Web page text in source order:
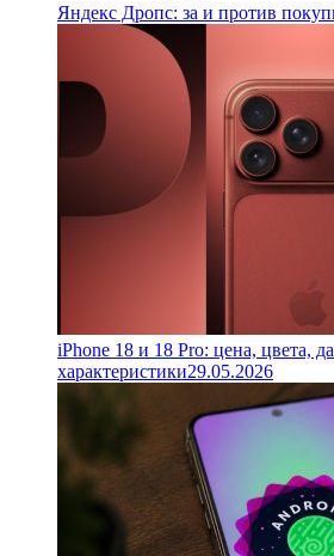
Яндекс Дропс: за и против
iPhone 18 и 18 Pro: цена, цвета,
характеристики29.05.2026